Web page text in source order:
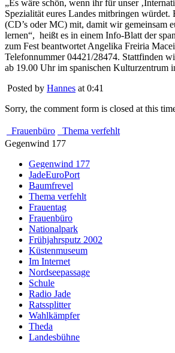
„Es wäre schön, wenn ihr für unser
Spezialität eures Landes mitbringen
(CD’s oder MC) mit, damit wir gemeinsam
lernen“, heißt es in einem Info-Blatt der
zum Fest beantwortet Angelika Freiria
Telefonnummer 04421/28474. Stattfinden
ab 19.00 Uhr im spanischen Kulturzentrum
Posted by Hannes at 0:41
Sorry, the comment form is closed at this
Frauenbüro
Thema verfehlt
Gegenwind 177
Gegenwind 177
JadeEuroPort
Baumfrevel
Thema verfehlt
Frauentag
Frauenbüro
Nationalpark
Frühjahrsputz 2002
Küstenmuseum
Im Internet
Nordseepassage
Schule
Radio Jade
Ratssplitter
Wahlkämpfer
Theda
Landesbühne